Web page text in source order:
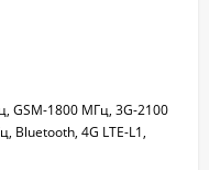
GSM-1800 МГц, 3G-2100
Bluetooth, 4G LTE-L1,